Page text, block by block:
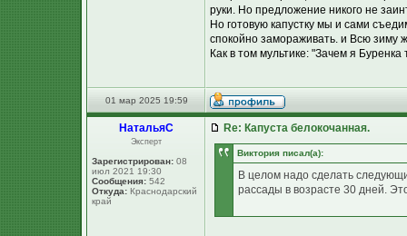
руки. Но предложение никого не
Но готовую капустку мы и сами
спокойно замораживать. и Всю зиму
Как в том мультике: "Зачем я
01 мар 2025 19:59
НатальяС
Эксперт
Зарегистрирован: 08
июл 2021 19:30
Сообщения: 542
Откуда: Краснодарский
край
Re: Капуста белокочанная.
Виктория писал(а):
В целом надо сделать
рассады в возрасте 30 дней.